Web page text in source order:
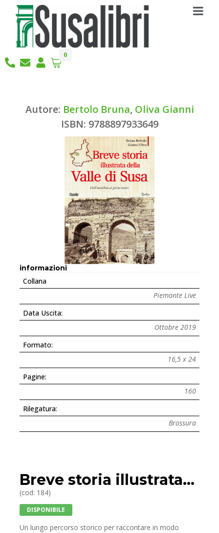
0
Autore: Bertolo Bruna, Oliva Gianni
ISBN: 9788897933649
informazioni
Collana
Piemonte Live
Data Uscita:
Ottobre 2019
Formato:
16,5 x 24
Pagine:
160
Rilegatura:
Brossura
Breve storia illustrata...
(cod: 184)
DISPONIBILE
Un lungo percorso storico per raccontare in modo